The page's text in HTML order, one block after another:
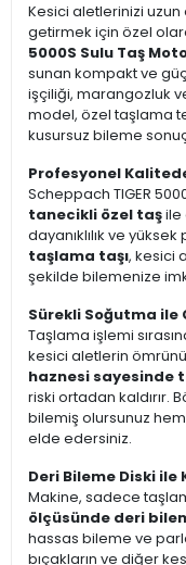
Kesici aletlerinizi
getirmek için özel
5000S Sulu Taş
sunan kompakt ve
işçiliği, marangozluk
model, özel taşlama
kusursuz bileme
Profesyonel
Scheppach TIGER
tanecikli özel taşile
dayanıklılık ve
taşlama taşı, kesici
şekilde bilemenize
Sürekli Soğutma ile
Taşlama işlemi
kesici aletlerin ömrünü
haznesi sayesinde
riski ortadan kaldırır.
bilemiş olursunuz
elde edersiniz.
Deri Bileme Diski ile
Makine, sadece
ölçüsünde deri
hassas bileme ve
bıçakların ve diğer